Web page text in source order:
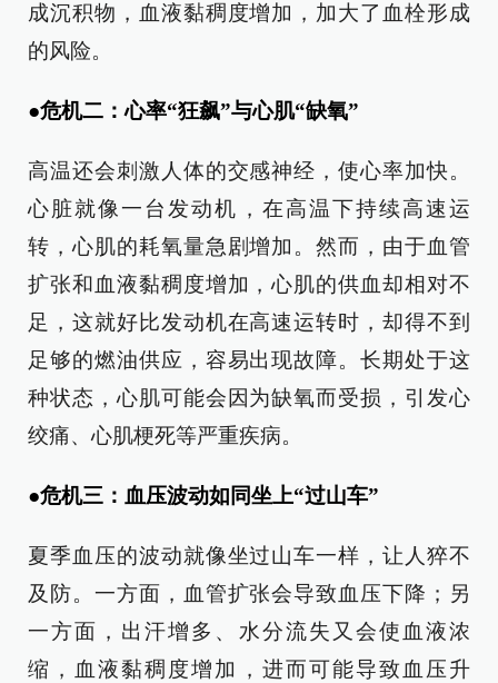
成沉积物，血液黏稠度增加，加大了血栓形成
的风险。
●危机二：心率“狂飙”与心肌“缺氧”
高温还会刺激人体的交感神经，使心率加快。
心脏就像一台发动机，在高温下持续高速运
转，心肌的耗氧量急剧增加。然而，由于血管
扩张和血液黏稠度增加，心肌的供血却相对不
足，这就好比发动机在高速运转时，却得不到
足够的燃油供应，容易出现故障。长期处于这
种状态，心肌可能会因为缺氧而受损，引发心
绞痛、心肌梗死等严重疾病。
●危机三：血压波动如同坐上“过山车”
夏季血压的波动就像坐过山车一样，让人猝不
及防。一方面，血管扩张会导致血压下降；另
一方面，出汗增多、水分流失又会使血液浓
缩，血液黏稠度增加，进而可能导致血压升